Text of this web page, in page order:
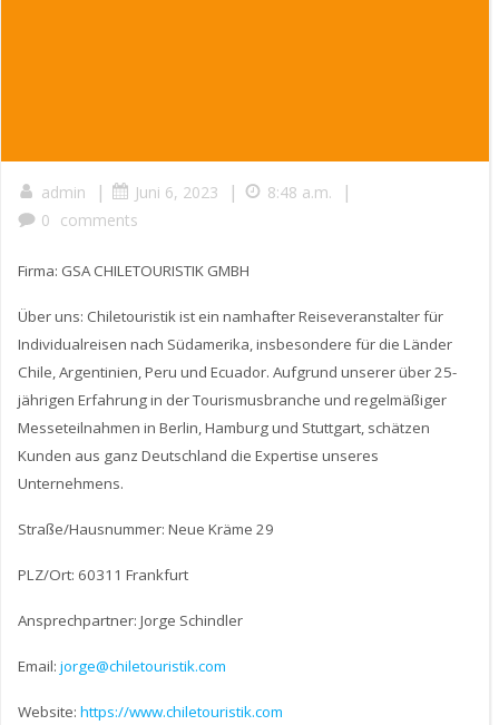
admin | Juni 6, 2023 | 8:48 a.m. |
0 comments
Firma: GSA CHILETOURISTIK GMBH
Über uns: Chiletouristik ist ein namhafter Reiseveranstalter für
Individualreisen nach Südamerika, insbesondere für die Länder
Chile, Argentinien, Peru und Ecuador. Aufgrund unserer über 25-
jährigen Erfahrung in der Tourismusbranche und regelmäßiger
Messeteilnahmen in Berlin, Hamburg und Stuttgart, schätzen
Kunden aus ganz Deutschland die Expertise unseres
Unternehmens.
Straße/Hausnummer: Neue Kräme 29
PLZ/Ort: 60311 Frankfurt
Ansprechpartner: Jorge Schindler
Email: jorge@chiletouristik.com
Website: https://www.chiletouristik.com